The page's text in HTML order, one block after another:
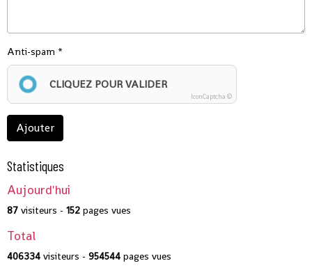
Anti-spam
CLIQUEZ POUR VALIDER
IconCaptcha ©
Ajouter
Statistiques
Aujourd'hui
87 visiteurs - 152 pages vues
Total
406334 visiteurs - 954544 pages vues